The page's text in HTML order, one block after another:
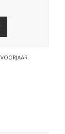
VOORJAAR